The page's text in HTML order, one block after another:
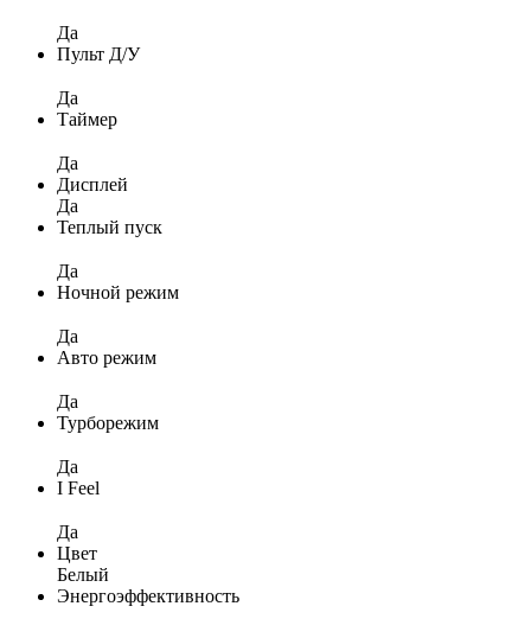
Да
Пульт Д/У
Да
Таймер
Да
Дисплей
Да
Теплый пуск
Да
Ночной режим
Да
Авто режим
Да
Турборежим
Да
I Feel
Да
Цвет
Белый
Энергоэффективность